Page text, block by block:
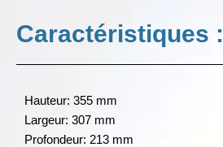
Caractéristiques :
Hauteur: 355 mm
Largeur: 307 mm
Profondeur: 213 mm